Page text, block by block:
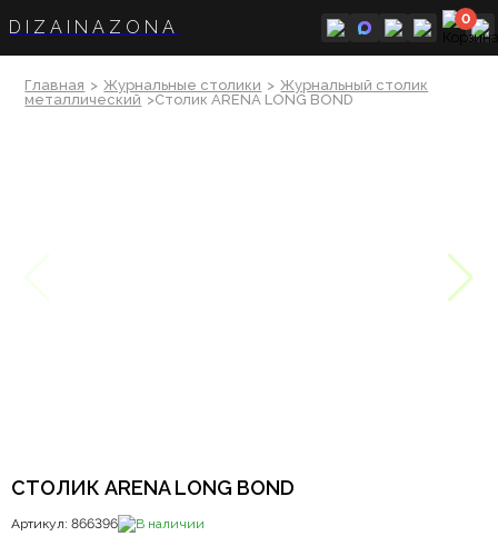
DIZAINAZONA 0
Главная > Журнальные столики > Журнальный столик
металлический >Столик ARENA LONG BOND
СТОЛИК ARENA LONG BOND
Артикул: 866396 В наличии